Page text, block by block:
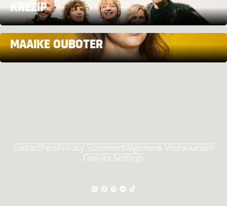
KREZIP
MAAIKE OUBOTER
Contact Pers Privacy StatementAlgemene Voorwaarden
Cookies Settings